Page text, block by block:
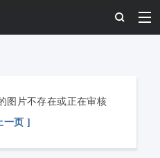
图片不存在或正在审核
一页 ]